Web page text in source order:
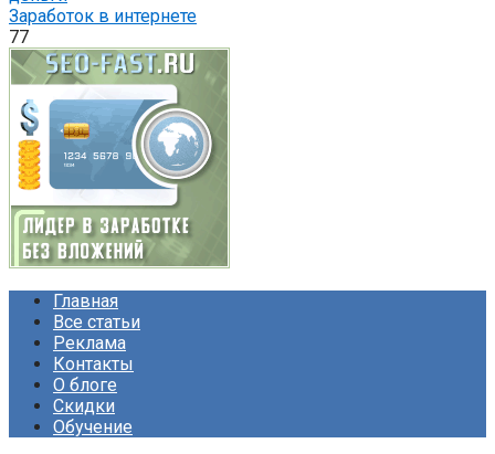
Заработок в интернете
77
Главная
Все статьи
Реклама
Контакты
О блоге
Скидки
Обучение